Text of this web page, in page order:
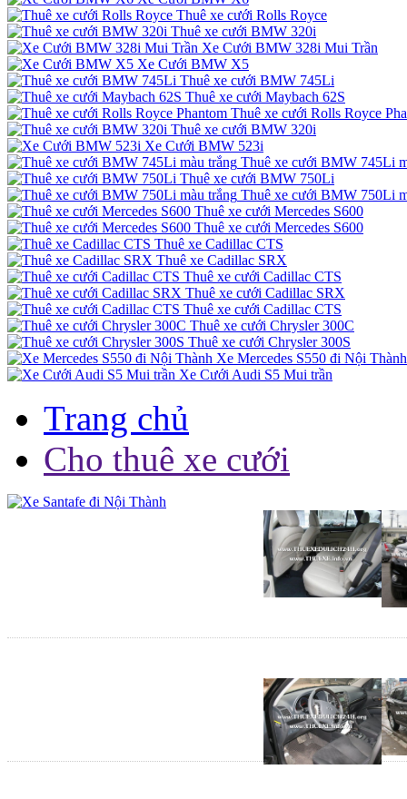
Thuê xe cưới Rolls Royce
Thuê xe cưới BMW 320i
Xe Cưới BMW 328i Mui Trần
Xe Cưới BMW X5
Thuê xe cưới BMW 745Li
Thuê xe cưới Maybach 62S
Thuê xe cưới Rolls Royce
Thuê xe cưới BMW 320i
Xe Cưới BMW 523i
Thuê xe cưới BMW 745Li
Thuê xe cưới BMW 750Li
Thuê xe cưới BMW 750Li
Thuê xe cưới Mercedes S600
Thuê xe cưới Mercedes S600
Thuê xe Cadillac CTS
Thuê xe Cadillac SRX
Thuê xe cưới Cadillac CTS
Thuê xe cưới Cadillac SRX
Thuê xe cưới Cadillac CTS
Thuê xe cưới Chrysler 300C
Thuê xe cưới Chrysler 300S
Xe Mercedes S550 đi Nội Thành
Xe Cưới Audi S5 Mui trần
Trang chủ
Cho thuê xe cưới